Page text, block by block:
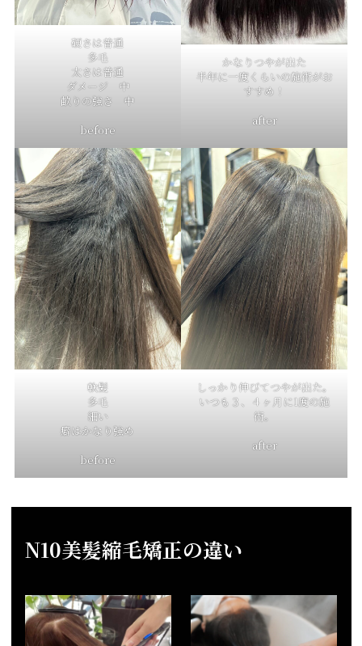
硬さは普通
多毛
太さは普通
ダメージ 中
畝りの強さ 中
before
かなりつやが出た
半年に一度くらいの施術がお
すすめ！
after
軟髪
多毛
細い
癖はかなり強め
before
しっかり伸びてつやが出た。
いつも３、４ヶ月に1度の施
術。
after
N10美髪縮毛矯正の違い